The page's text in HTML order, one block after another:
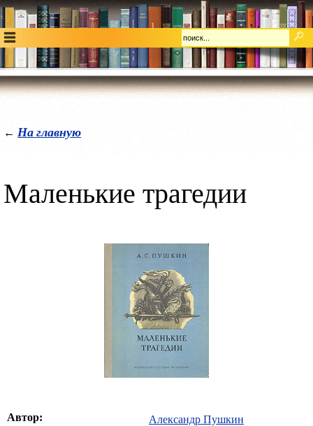
← На главную
Маленькие трагедии
Автор: Александр Пушкин